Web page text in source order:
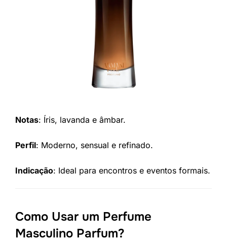
Notas: Íris, lavanda e âmbar.
Perfil: Moderno, sensual e refinado.
Indicação: Ideal para encontros e eventos formais.
Como Usar um Perfume
Masculino Parfum?